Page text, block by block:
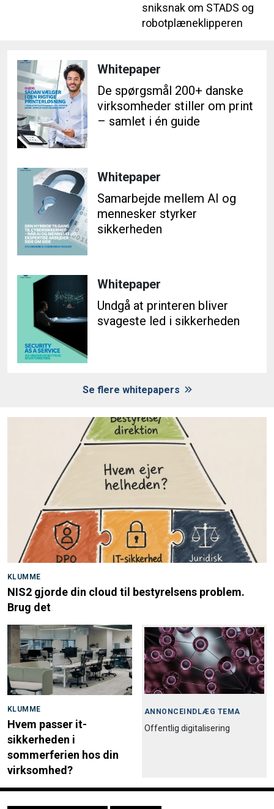
sniksnak om STADS og
robotplæneklipperen
Whitepaper
De spørgsmål 200+ danske
virksomheder stiller om print
– samlet i én guide
Whitepaper
Samarbejde mellem AI og
mennesker styrker
sikkerheden
Whitepaper
Undgå at printeren bliver
svageste led i sikkerheden
Se flere whitepapers
KLUMME
NIS2 gjorde din cloud til bestyrelsens problem.
Brug det
KLUMME
Hvem passer it-
sikkerheden i
sommerferien hos din
virksomhed?
ANNONCEINDLÆG TEMA
Offentlig digitalisering